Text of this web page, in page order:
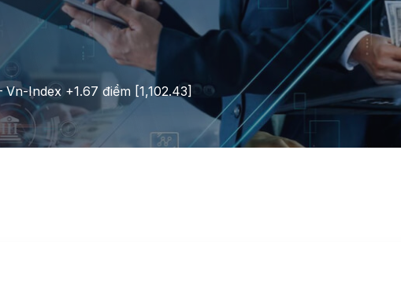
Vn-Index +1.67 điểm [1,102.43]